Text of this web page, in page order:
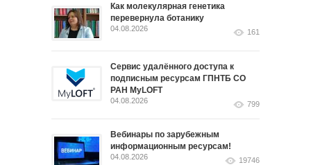
Как молекулярная генетика
перевернула ботанику
04.08.2026 161
Сервис удалённого доступа к
подписным ресурсам ГПНТБ СО
РАН MyLOFT
04.08.2026 799
Вебинары по зарубежным
информационным ресурсам!
04.08.2026 19746